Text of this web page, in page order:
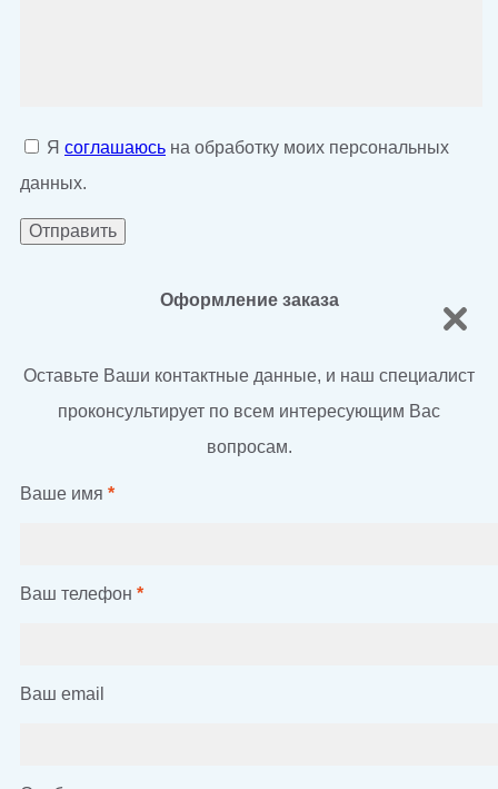
Я соглашаюсь на обработку моих персональных
данных.
Оформление заказа
Оставьте Ваши контактные данные, и наш специалист
проконсультирует по всем интересующим Вас
вопросам.
Ваше имя *
Ваш телефон *
Ваш email